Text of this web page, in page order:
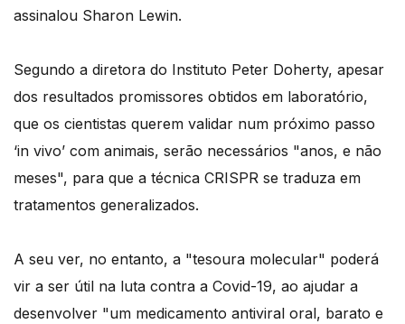
assinalou Sharon Lewin.
Segundo a diretora do Instituto Peter Doherty, apesar
dos resultados promissores obtidos em laboratório,
que os cientistas querem validar num próximo passo
‘in vivo’ com animais, serão necessários "anos, e não
meses", para que a técnica CRISPR se traduza em
tratamentos generalizados.
A seu ver, no entanto, a "tesoura molecular" poderá
vir a ser útil na luta contra a Covid-19, ao ajudar a
desenvolver "um medicamento antiviral oral, barato e